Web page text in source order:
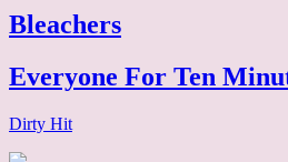
Bleachers
Everyone For Ten
Dirty Hit